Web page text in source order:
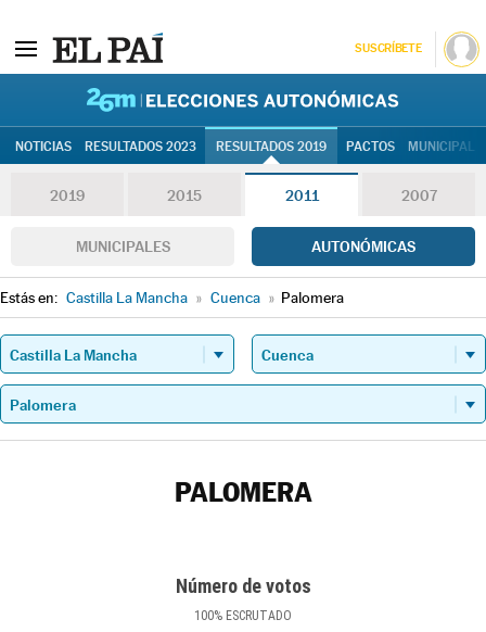
SUSCRÍBETE
NOTICIAS RESULTADOS 2023 RESULTADOS 2019 PACTOS
2019 2015 2011 2007
MUNICIPALES AUTONÓMICAS
Estás en: Castilla La Mancha » Cuenca » Palomera
PALOMERA
Número de votos
100% ESCRUTADO